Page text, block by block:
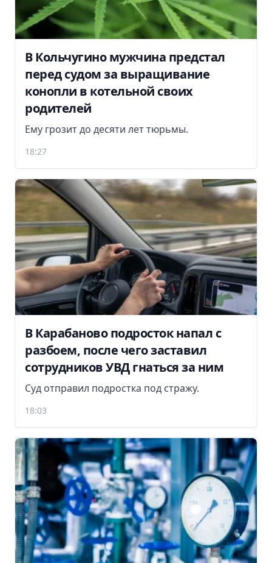
В Кольчугино мужчина предстал
перед судом за выращивание
конопли в котельной своих
родителей
Ему грозит до десяти лет тюрьмы.
18:27
В Карабаново подросток напал с
разбоем, после чего заставил
сотрудников УВД гнаться за ним
Суд отправил подростка под стражу.
18:03